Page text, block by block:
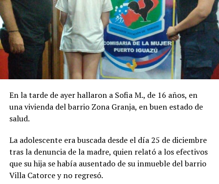
En la tarde de ayer hallaron a Sofia M., de 16 años, en
una vivienda del barrio Zona Granja, en buen estado de
salud.
La adolescente era buscada desde el día 25 de diciembre
tras la denuncia de la madre, quien relató a los efectivos
que su hija se había ausentado de su inmueble del barrio
Villa Catorce y no regresó.